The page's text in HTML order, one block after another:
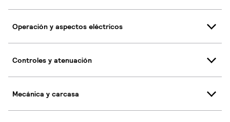
Operación y aspectos eléctricos
Controles y atenuación
Mecánica y carcasa